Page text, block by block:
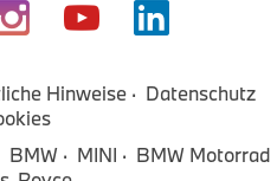
Hinweise
Datenschutz
BMW MINI
BMW Motorrad